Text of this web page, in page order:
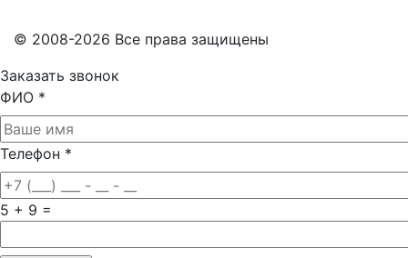
© 2008-2026 Все права защищены
Заказать звонок
ФИО *
Телефон *
5 + 9 =